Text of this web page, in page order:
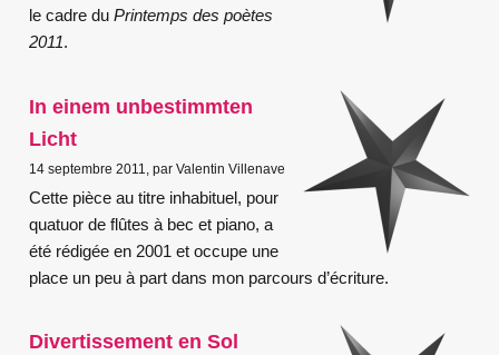
le cadre du Printemps des poètes
2011.
In einem unbestimmten
Licht
14 septembre 2011, par Valentin Villenave
Cette pièce au titre inhabituel, pour
quatuor de flûtes à bec et piano, a
été rédigée en 2001 et occupe une
place un peu à part dans mon parcours d’écriture.
Divertissement en Sol